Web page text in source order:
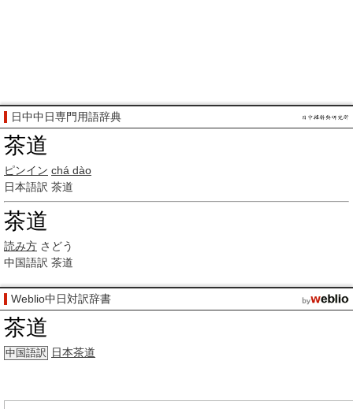
日中中日専門用語辞典
茶道
ピンイン chá dào
日本語訳 茶道
茶道
読み方 さどう
中国語訳 茶道
Weblio中日対訳辞書
茶道
中国語訳 日本茶道